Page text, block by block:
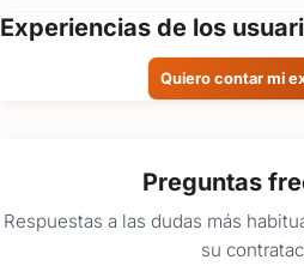
Experiencias de los
Quiero contar mi
Preguntas
Respuestas a las dudas más
su